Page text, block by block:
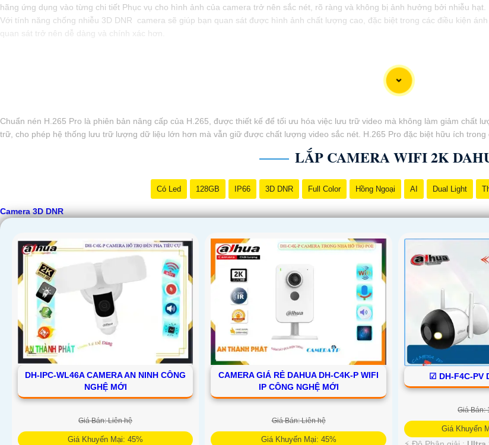
hãng ứng dụng vào từng chi tiết Phục vụ cho hình ảnh của camera trở nên sắc nét, rõ ràng và không bị ảnh hưởng bởi nhiễu hạt.
Với tính năng chống nhiễu 3D DNR camera sẽ giúp bạn quan sát được hình ảnh chất lượng cao, đặc biệt trong các điều kiện
quan sát trở nên dễ dàng và chính xác hơn.
Chuẩn nén H.265 Pro là phiên bản nâng cấp của H.265, được thiết kế để tối ưu hóa việc lưu trữ video mà không làm giảm chất
trữ, cho phép hệ thống lưu trữ lượng dữ liệu lớn hơn mà vẫn giữ được chất lượng video sắc nét. H.265 Pro đặc biệt hữu ích trong
LẮP CAMERA WIFI 2K
Có Led 128GB IP66 3D DNR Full Color Hồng Ngoại AI Dual Light
Camera 3D DNR
DH-IPC-WL46A CAMERA AN NINH CÔNG
NGHỆ MỚI
Giá Bán: Liên hệ
Giá Khuyến Mại: 45%
CAMERA GIÁ RẺ DAHUA DH-C4K-P WIFI
IP CÔNG NGHỆ MỚI
Giá Bán: Liên hệ
Giá Khuyến Mại: 45%
☑ DH-F4C-PV
Giá Bán:
Giá Khuyến